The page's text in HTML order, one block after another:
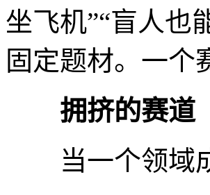
坐飞机”“盲人
固定题材。一个
拥挤的赛道
当一个领域成